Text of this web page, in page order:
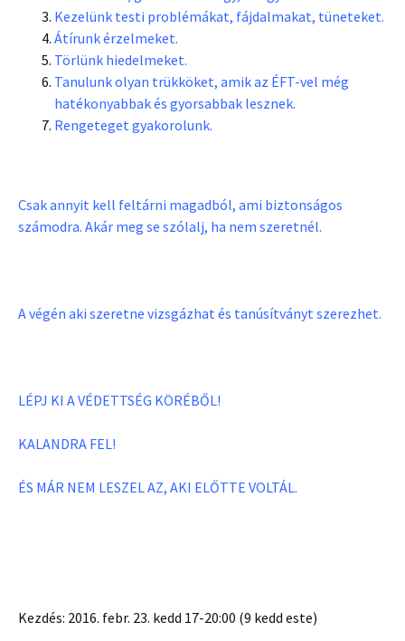
Kezelünk testi problémákat, fájdalmakat, tüneteket.
Átírunk érzelmeket.
Törlünk hiedelmeket.
Tanulunk olyan trükköket, amik az ÉFT-vel még
hatékonyabbak és gyorsabbak lesznek.
Rengeteget gyakorolunk.
Csak annyit kell feltárni magadból, ami biztonságos
számodra. Akár meg se szólalj, ha nem szeretnél.
A végén aki szeretne vizsgázhat és tanúsítványt szerezhet.
LÉPJ KI A VÉDETTSÉG KÖRÉBŐL!
KALANDRA FEL!
ÉS MÁR NEM LESZEL AZ, AKI ELŐTTE VOLTÁL.
Kezdés: 2016. febr. 23. kedd 17-20:00 (9 kedd este)